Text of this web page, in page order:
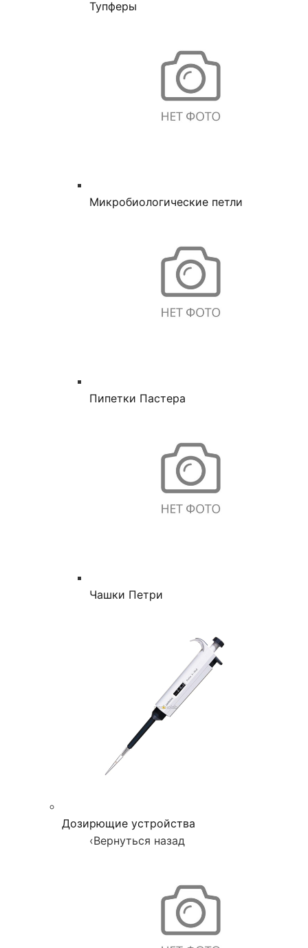
Тупферы
Микробиологические петли
Пипетки Пастера
Чашки Петри
Дозирющие устройства
‹Вернуться назад